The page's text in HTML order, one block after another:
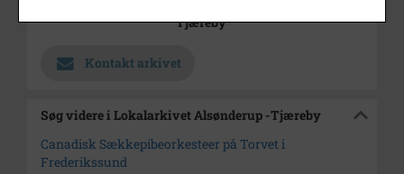
Tjæreby
Kontakt arkivet
Søg videre i Lokalarkivet Alsønderup -Tjæreby
Canadisk Sækkepibeorkesteer på Torvet i
Frederikssund